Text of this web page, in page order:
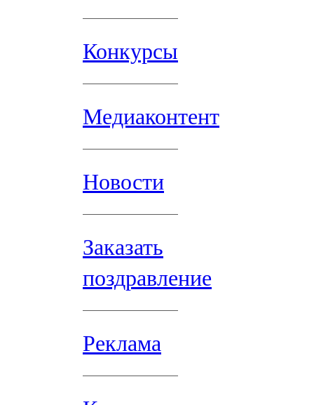
Конкурсы
Медиаконтент
Новости
Заказать
поздравление
Реклама